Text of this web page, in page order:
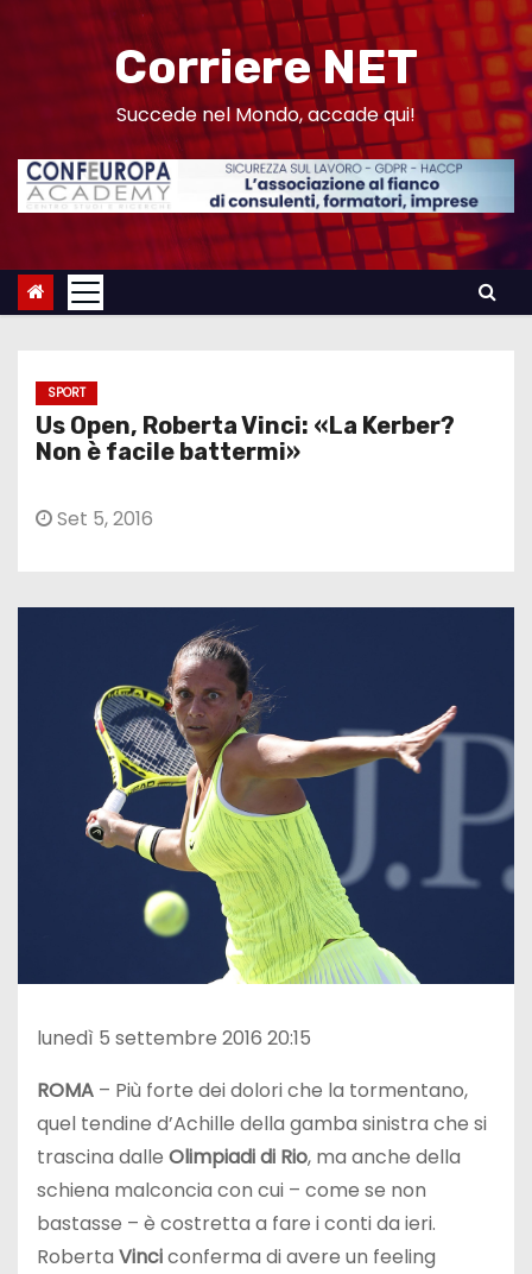
n
Corriere NET
Succede nel Mondo, accade qui!
SPORT
Us Open, Roberta Vinci: «La Kerber?
Non è facile battermi»
Set 5, 2016
lunedì 5 settembre 2016 20:15
ROMA – Più forte dei dolori che la tormentano,
quel tendine d’Achille della gamba sinistra che si
trascina dalle Olimpiadi di Rio, ma anche della
schiena malconcia con cui – come se non
bastasse – è costretta a fare i conti da ieri.
Roberta Vinciconferma di avere un feeling